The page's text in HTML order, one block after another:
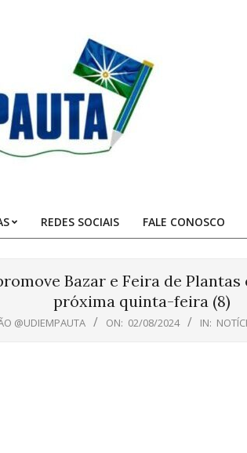
REDES SOCIAIS FALE CONOSCO
Bazar e Feira de
próxima quinta-feira (8)
@UDIEMPAUTA ON: 02/08/2024 IN: